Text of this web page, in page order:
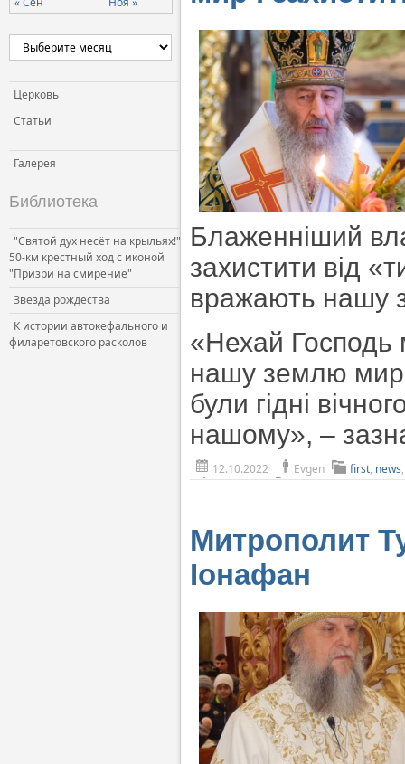
Церковь и общество
Церковь и СМИ
Церковь
Статьи
Галерея
Библиотека
"Святой дух несёт на крыльях!"
50-км крестный ход с иконой
"Призри на смирение"
Звезда рождества
К истории автокефального и
филаретовского расколов
Блаженніший
захистити від
вражають нашу
«Нехай Господь
нашу землю
були гідні
нашому», –
12.10.2022 Evgen first, news
Митрополит
Іонафан